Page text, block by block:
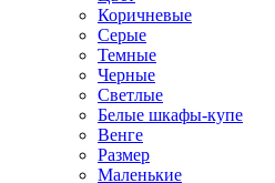
Коричневые
Серые
Темные
Черные
Светлые
Белые шкафы-купе
Венге
Размер
Маленькие